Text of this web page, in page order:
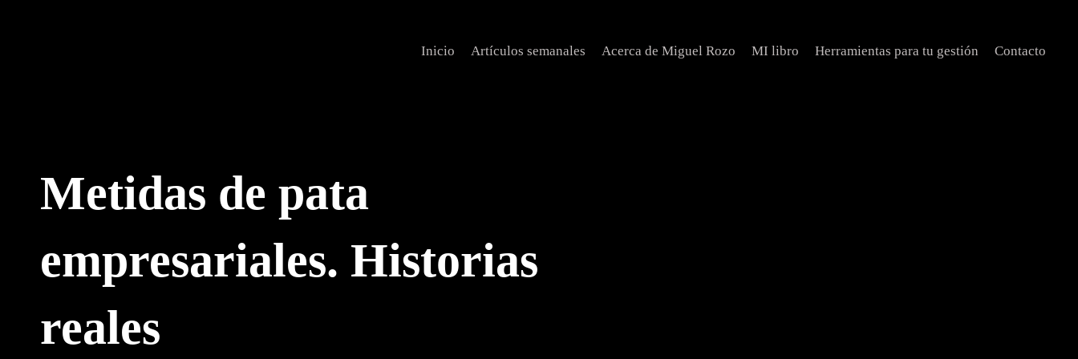
Inicio Artículos semanales Acerca de Miguel Rozo MI libro Herramientas para tu gestión Contacto
Metidas de pata
empresariales. Historias
reales